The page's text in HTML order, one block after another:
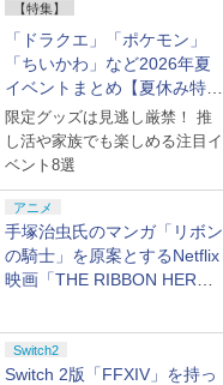
【特集】
「ドラクエ」「ポケモン」
「ちいかわ」など2026年夏
イベントまとめ【夏休み特
集】
限定グッズは見逃し厳禁！ 推
し活や家族でも楽しめる注目イ
ベント8選
アニメ
手塚治虫氏のマンガ「リボン
の騎士」を原案とするNetflix
映画「THE RIBBON HERO
Switch2
Switch 2版「FFXIV」を持っ